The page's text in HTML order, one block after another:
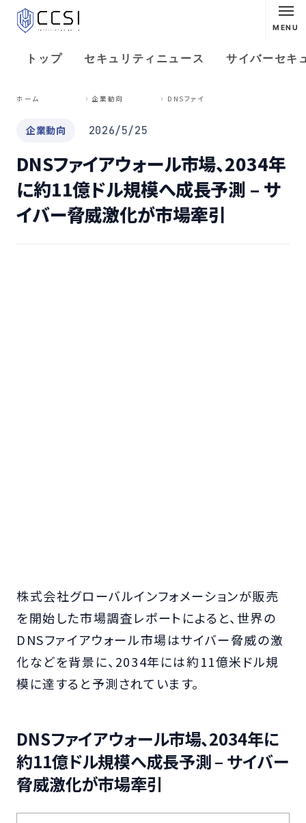
MENU
トップ セキュリティニュース サイバーセキ
ホーム 企業動向
企業動向 2026/5/25
DNSファイアウォール市場、2034年
に約11億ドル規模へ成長予測 – サ
イバー脅威激化が市場牽引
株式会社グローバルインフォメーションが販売
を開始した市場調査レポートによると、世界の
DNSファイアウォール市場はサイバー脅威の激
化などを背景に、2034年には約11億米ドル規
模に達すると予測されています。
DNSファイアウォール市場、2034年に
約11億ドル規模へ成長予測 – サイバー
脅威激化が市場牽引